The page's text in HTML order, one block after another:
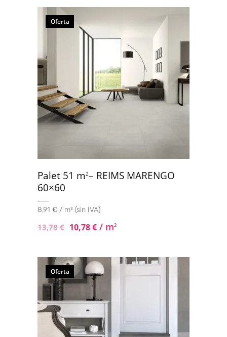
Oferta
Palet 51 m2– REIMS MARENGO
60×60
8,91 € / m² (sin IVA)
13,78€ 10,78€ / m2
Oferta